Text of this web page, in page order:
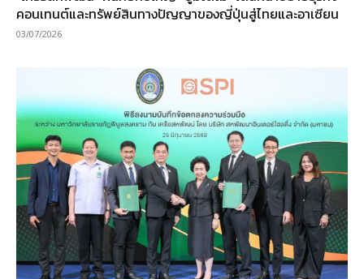
คอนเทนต์และทรัพย์สินทางปัญญาของญี่ปุ่นสู่ไทยและอาเซียน
03/07/2026